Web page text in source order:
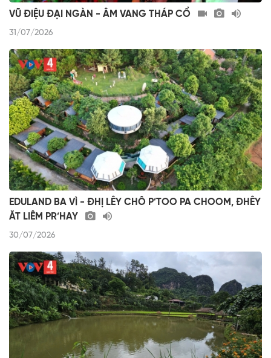
VŨ ĐIỆU ĐẠI NGÀN - ÂM VANG THÁP CỔ
31/07/2026
EDULAND BA VÌ - ĐHỊ LÊY CHÔ P’TOO PA CHOOM, ĐHÊY
ĂT LIÊM PR’HAY
30/07/2026